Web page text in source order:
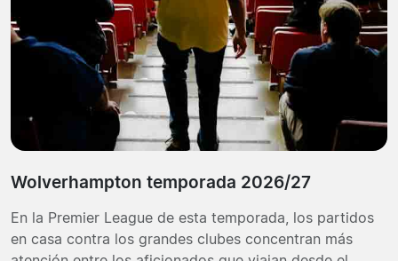
Wolverhampton temporada 2026/27
En la Premier League de esta temporada, los partidos
en casa contra los grandes clubes concentran más